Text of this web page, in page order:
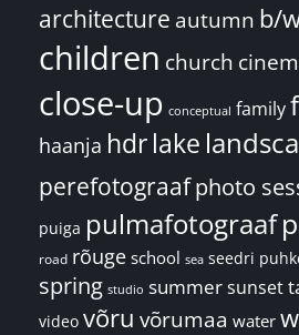
architecture autumn b/
children church
close-up conceptual family
haanja hdrlake
perefotograafphoto
puiga pulmafotograaf
road rõuge school sea seedri
spring studio summersunset
video võru võrumaa water